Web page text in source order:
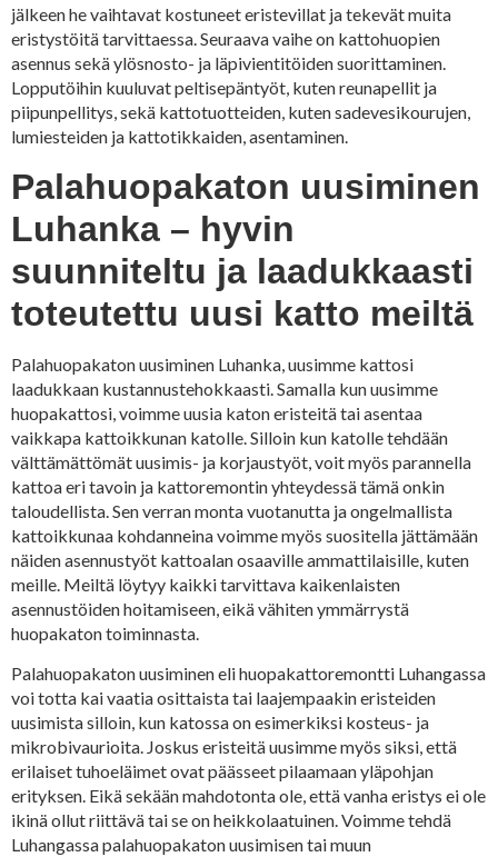
jälkeen he vaihtavat kostuneet eristevillat ja tekevät muita
eristystöitä tarvittaessa. Seuraava vaihe on kattohuopien
asennus sekä ylösnosto- ja läpivientitöiden suorittaminen.
Lopputöihin kuuluvat peltisepäntyöt, kuten reunapellit ja
piipunpellitys, sekä kattotuotteiden, kuten sadevesikourujen,
lumiesteiden ja kattotikkaiden, asentaminen.
Palahuopakaton uusiminen
Luhanka – hyvin
suunniteltu ja laadukkaasti
toteutettu uusi katto meiltä
Palahuopakaton uusiminen Luhanka, uusimme kattosi
laadukkaan kustannustehokkaasti. Samalla kun uusimme
huopakattosi, voimme uusia katon eristeitä tai asentaa
vaikkapa kattoikkunan katolle. Silloin kun katolle tehdään
välttämättömät uusimis- ja korjaustyöt, voit myös parannella
kattoa eri tavoin ja kattoremontin yhteydessä tämä onkin
taloudellista. Sen verran monta vuotanutta ja ongelmallista
kattoikkunaa kohdanneina voimme myös suositella jättämään
näiden asennustyöt kattoalan osaaville ammattilaisille, kuten
meille. Meiltä löytyy kaikki tarvittava kaikenlaisten
asennustöiden hoitamiseen, eikä vähiten ymmärrystä
huopakaton toiminnasta.
Palahuopakaton uusiminen eli huopakattoremontti Luhangassa
voi totta kai vaatia osittaista tai laajempaakin eristeiden
uusimista silloin, kun katossa on esimerkiksi kosteus- ja
mikrobivaurioita. Joskus eristeitä uusimme myös siksi, että
erilaiset tuhoeläimet ovat päässeet pilaamaan yläpohjan
erityksen. Eikä sekään mahdotonta ole, että vanha eristys ei ole
ikinä ollut riittävä tai se on heikkolaatuinen. Voimme tehdä
Luhangassa palahuopakaton uusimisen tai muun